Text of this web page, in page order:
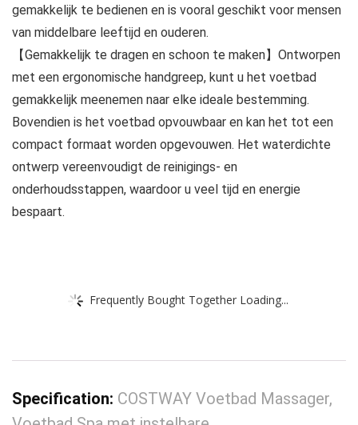
gemakkelijk te bedienen en is vooral geschikt voor mensen
van middelbare leeftijd en ouderen.
【Gemakkelijk te dragen en schoon te maken】Ontworpen
met een ergonomische handgreep, kunt u het voetbad
gemakkelijk meenemen naar elke ideale bestemming.
Bovendien is het voetbad opvouwbaar en kan het tot een
compact formaat worden opgevouwen. Het waterdichte
ontwerp vereenvoudigt de reinigings- en
onderhoudsstappen, waardoor u veel tijd en energie
bespaart.
Frequently Bought Together Loading...
Specification: COSTWAY Voetbad Massager,